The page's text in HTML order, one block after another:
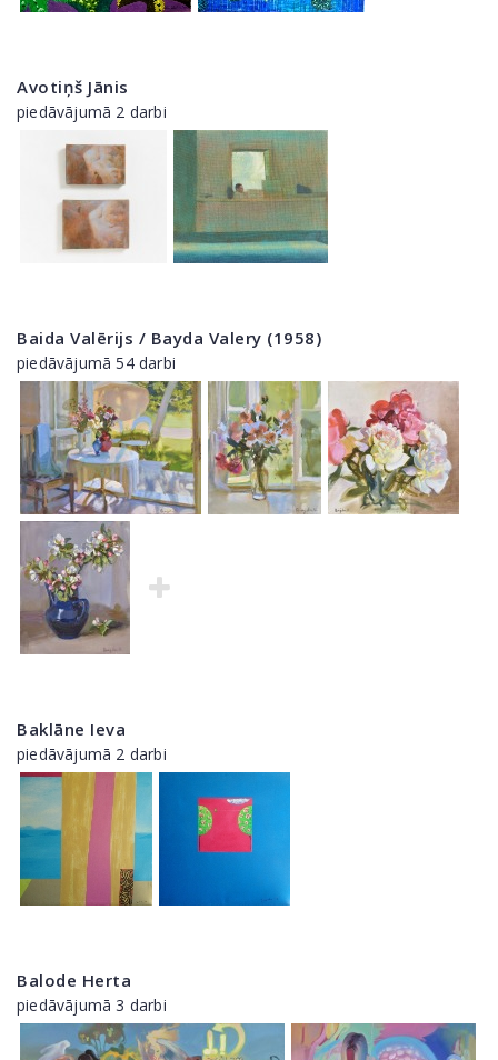
Avotiņš Jānis
piedāvājumā 2 darbi
Baida Valērijs / Bayda Valery (1958)
piedāvājumā 54 darbi
Baklāne Ieva
piedāvājumā 2 darbi
Balode Herta
piedāvājumā 3 darbi